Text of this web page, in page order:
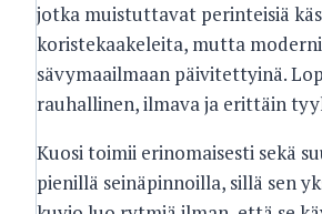
jotka muistuttavat perinteisiä
koristekaakeleita, mutta
sävymaailmaan päivitettyinä.
rauhallinen, ilmava ja erittäin
Kuosi toimii erinomaisesti sekä
pienillä seinäpinnoilla, sillä sen